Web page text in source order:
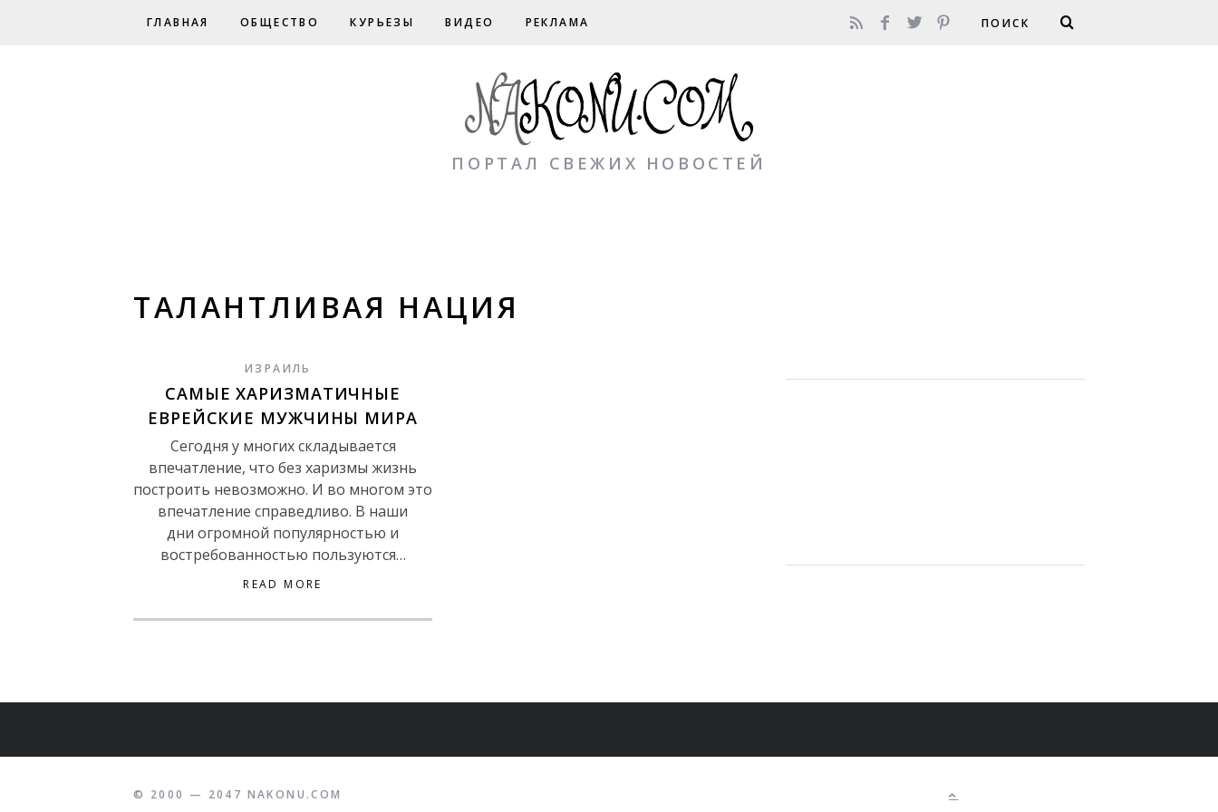
ГЛАВНАЯ ОБЩЕСТВО КУРЬЕЗЫ ВИДЕО РЕКЛАМА
ПОРТАЛ СВЕЖИХ НОВОСТЕЙ
ТАЛАНТЛИВАЯ НАЦИЯ
ИЗРАИЛЬ
САМЫЕ ХАРИЗМАТИЧНЫЕ
ЕВРЕЙСКИЕ МУЖЧИНЫ МИРА
Сегодня у многих складывается
впечатление, что без харизмы жизнь
построить невозможно. И во многом это
впечатление справедливо. В наши
дни огромной популярностью и
востребованностью пользуются…
READ MORE
© 2000 — 2047 NAKONU.COM